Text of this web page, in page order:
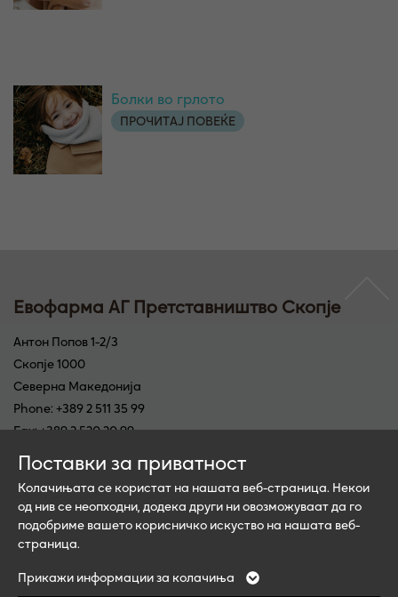
Болки во грлото
ПРОЧИТАЈ ПОВЕЌЕ
Евофарма АГ Претставништво Скопје
Антон Попов 1-2/3
Скопје 1000
Северна Македонија
Phone: +389 2 511 35 99
Fax: +389 2 520 20 99
E-Mail: info@ewopharma.mk
Следете не
Контакт
Поставки за приватност
Колачињата се користат на нашата веб-страница. Некои
од нив се неопходни, додека други ни овозможуваат да го
подобриме вашето корисничко искуство на нашата веб-
страница.
Неопходно Анализа
Надворешни
Прикажи информации за колачиња